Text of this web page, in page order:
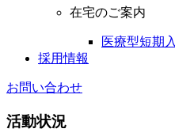
在宅のご案内
医療型短期
採用情報
お問い合わせ
活動状況